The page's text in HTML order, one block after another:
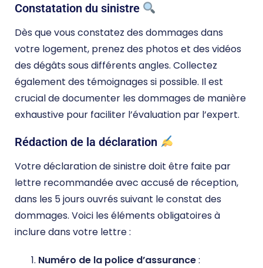
Constatation du sinistre
Dès que vous constatez des dommages dans
votre logement, prenez des photos et des vidéos
des dégâts sous différents angles. Collectez
également des témoignages si possible. Il est
crucial de documenter les dommages de manière
exhaustive pour faciliter l’évaluation par l’expert​.
Rédaction de la déclaration
Votre déclaration de sinistre doit être faite par
lettre recommandée avec accusé de réception,
dans les 5 jours ouvrés suivant le constat des
dommages. Voici les éléments obligatoires à
inclure dans votre lettre :
Numéro de la police d’assurance: